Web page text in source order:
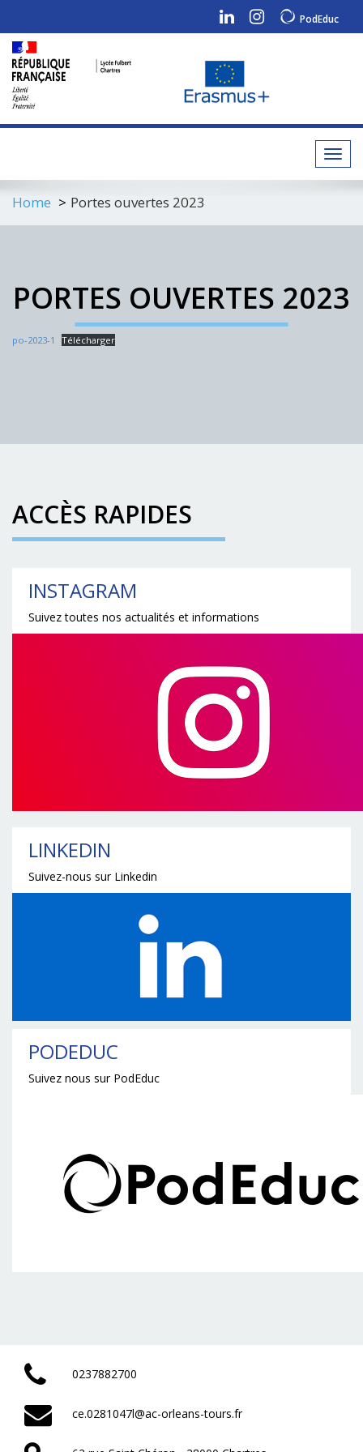
PodEduc
Home Portes ouvertes 2023
PORTES OUVERTES 2023
po-2023-1 Télécharger
ACCÈS RAPIDES
INSTAGRAM
Suivez toutes nos actualités et informations
LINKEDIN
Suivez-nous sur Linkedin
PODEDUC
Suivez nous sur PodEduc
0237882700
ce.0281047l@ac-orleans-tours.fr